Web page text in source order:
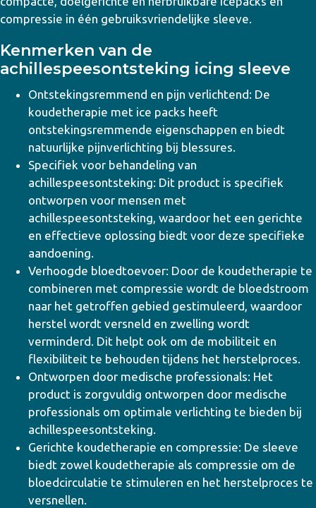
compressie in één gebruiksvriendelijke sleeve.
Kenmerken van de
achillespeesontsteking icing sleeve
Ontstekingsremmend en pijn verlichtend: De
koudetherapie met ice packs heeft
ontstekingsremmende eigenschappen en biedt
natuurlijke pijnverlichting bij blessures.
Specifiek voor behandeling van
achillespeesontsteking: Dit product is specifiek
ontworpen voor mensen met
achillespeesontsteking, waardoor het een gerichte
en effectieve oplossing biedt voor deze specifieke
aandoening.
Verhoogde bloedtoevoer: Door de koudetherapie te
combineren met compressie wordt de bloedstroom
naar het getroffen gebied gestimuleerd, waardoor
herstel wordt versneld en zwelling wordt
verminderd. Dit helpt ook om de mobiliteit en
flexibiliteit te behouden tijdens het herstelproces.
Ontworpen door medische professionals: Het
product is zorgvuldig ontworpen door medische
professionals om optimale verlichting te bieden bij
achillespeesontsteking.
Gerichte koudetherapie en compressie: De sleeve
biedt zowel koudetherapie als compressie om de
bloedcirculatie te stimuleren en het herstelproces te
versnellen.